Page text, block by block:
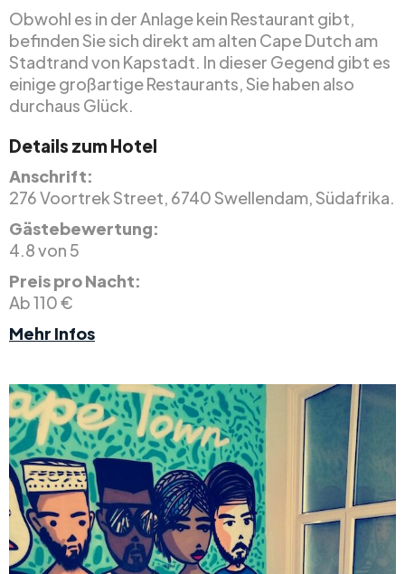
Obwohl es in der Anlage kein Restaurant gibt,
befinden Sie sich direkt am alten Cape Dutch am
Stadtrand von Kapstadt. In dieser Gegend gibt es
einige großartige Restaurants, Sie haben also
durchaus Glück.
Details zum Hotel
Anschrift:
276 Voortrek Street, 6740 Swellendam, Südafrika.
Gästebewertung:
4.8 von 5
Preis pro Nacht:
Ab 110 €
Mehr Infos